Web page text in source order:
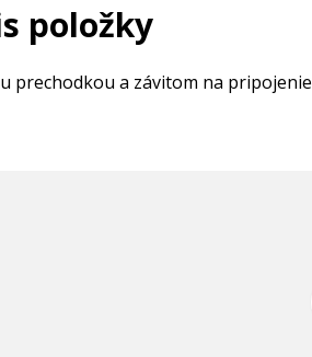
položky
prechodkou a závitom na